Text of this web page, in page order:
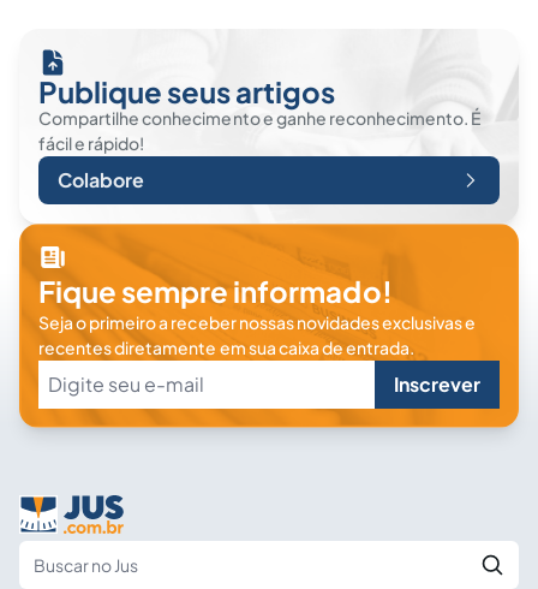
Publique seus artigos
Compartilhe conhecimento e ganhe reconhecimento. É
fácil e rápido!
Colabore
Fique sempre informado!
Seja o primeiro a receber nossas novidades exclusivas e
recentes diretamente em sua caixa de entrada.
Inscrever